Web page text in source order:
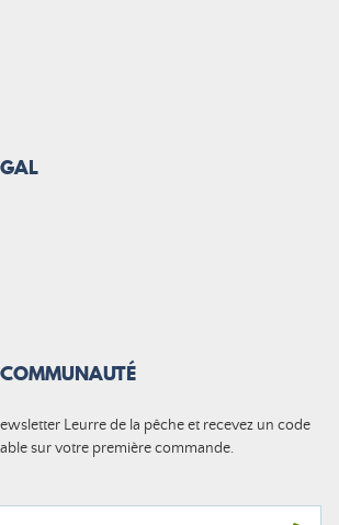
Leurre de la pêche et recevez un code
sur votre première commande.